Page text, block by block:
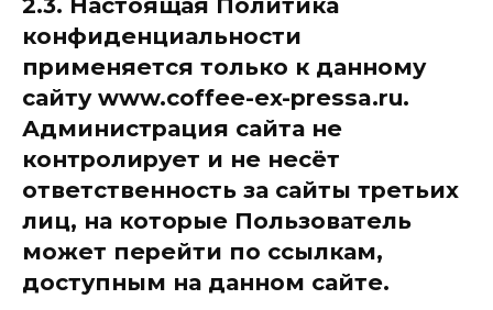
конфиденциальности
применяется только к данному
сайту www.coffee-ex-pressa.ru.
Администрация сайта не
контролирует и не несёт
ответственность за сайты третьих
лиц, на которые Пользователь
может перейти по ссылкам,
доступным на данном сайте.